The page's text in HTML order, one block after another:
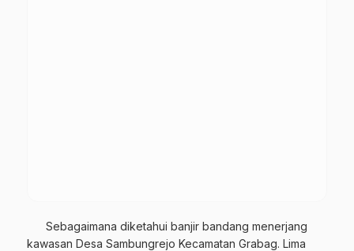
Sebagaimana diketahui banjir bandang menerjang
kawasan Desa Sambungrejo Kecamatan Grabag. Lima